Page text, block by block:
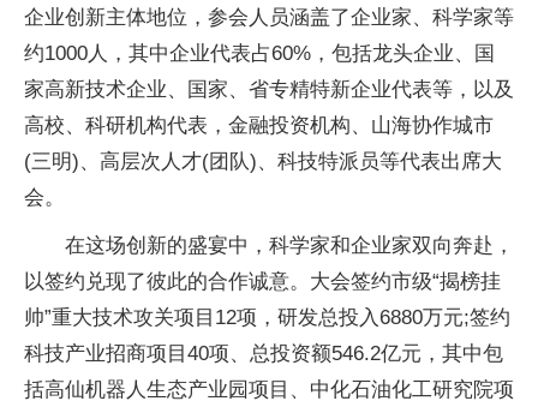
企业创新主体地位，参会人员涵盖了企业家、科学家等
约1000人，其中企业代表占60%，包括龙头企业、国
家高新技术企业、国家、省专精特新企业代表等，以及
高校、科研机构代表，金融投资机构、山海协作城市
(三明)、高层次人才(团队)、科技特派员等代表出席大
会。
在这场创新的盛宴中，科学家和企业家双向奔赴，
以签约兑现了彼此的合作诚意。大会签约市级“揭榜挂
帅”重大技术攻关项目12项，研发总投入6880万元;签约
科技产业招商项目40项、总投资额546.2亿元，其中包
括高仙机器人生态产业园项目、中化石油化工研究院项